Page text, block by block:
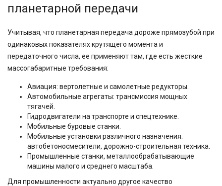
планетарной передачи
Учитывая, что планетарная передача дороже прямозубой при
одинаковых показателях крутящего момента и
передаточного числа, ее применяют там, где есть жесткие
массогабаритные требования:
Авиация: вертолетные и самолетные редукторы.
Автомобильные агрегаты: трансмиссия мощных
тягачей.
Гидродвигатели на транспорте и спецтехнике.
Мобильные буровые станки.
Мобильные установки различного назначения:
автобетоносмесители, дорожно-строительная техника.
Промышленные станки, металлообрабатывающие
машины малого и среднего масштаба.
Для промышленности актуально другое качество